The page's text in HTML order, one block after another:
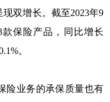
双增长。截至2023年9
款保险产品，同比增长
。
险业务的承保质量也有